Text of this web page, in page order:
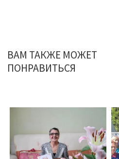
ВАМ ТАКЖЕ МОЖЕТ
ПОНРАВИТЬСЯ